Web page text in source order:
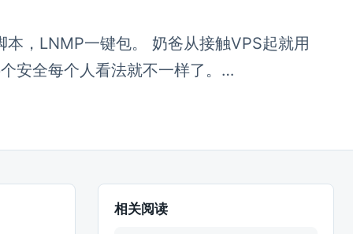
，LNMP一键包。 奶爸从接触VPS起就用
安全每个人看法就不一样了。…
相关阅读